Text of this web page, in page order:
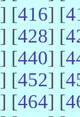
] [416] [
] [428] [
] [440] [
] [452] [
] [464] [